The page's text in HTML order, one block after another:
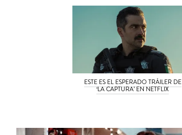
ESTE ES EL ESPERADO TRÁILER DE
‘LA CAPTURA’ EN NETFLIX